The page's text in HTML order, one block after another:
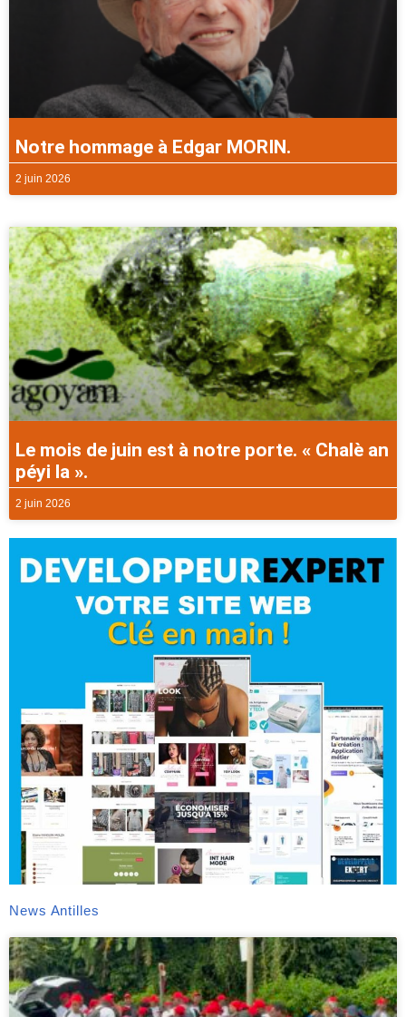
Notre hommage à Edgar MORIN.
2 juin 2026
Le mois de juin est à notre porte. « Chalè an
péyi la ».
2 juin 2026
News Antilles